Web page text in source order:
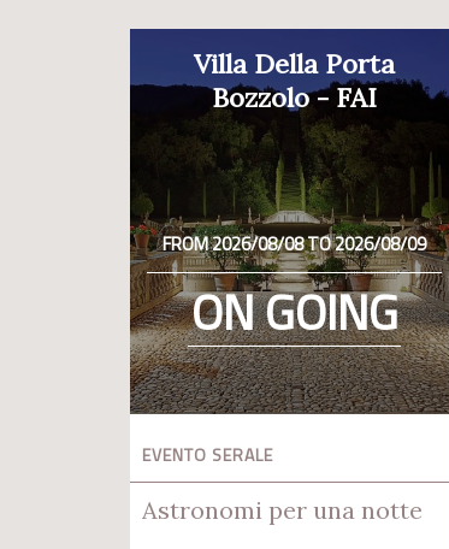
Villa Della Porta
Bozzolo - FAI
FROM 2026/08/08 TO 2026/08/09
ON GOING
EVENTO SERALE
Astronomi per una notte